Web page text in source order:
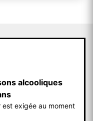
alcooliques
est exigée au moment